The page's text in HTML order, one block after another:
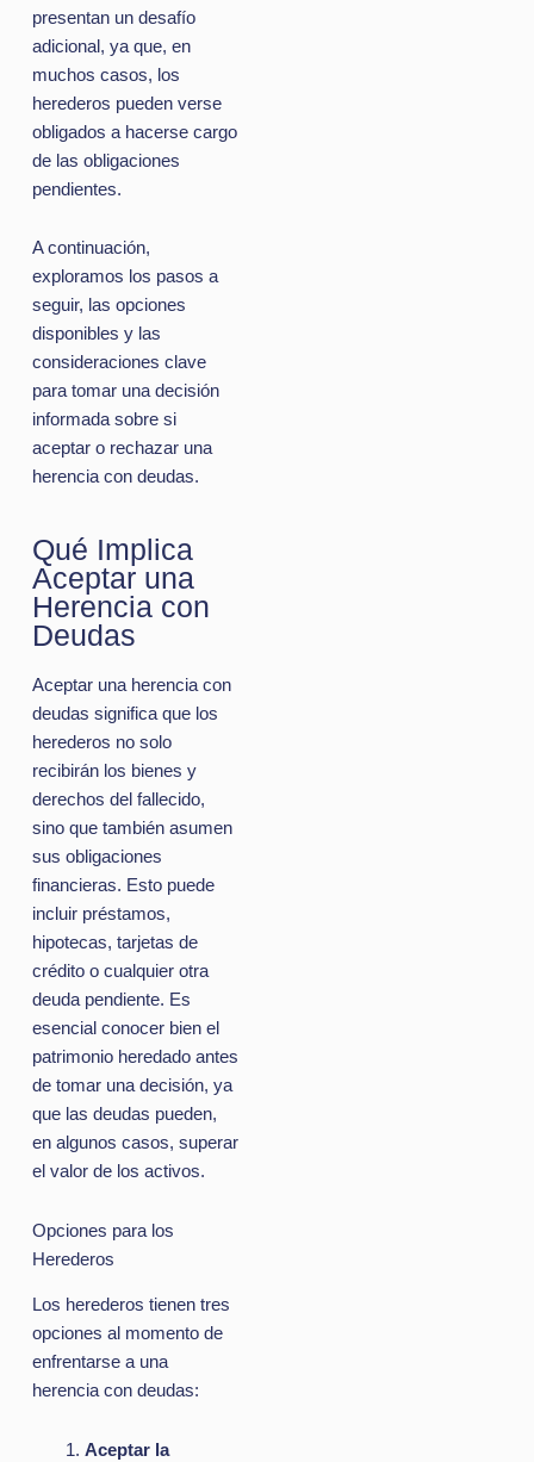
presentan un desafío
adicional, ya que, en
muchos casos, los
herederos pueden verse
obligados a hacerse cargo
de las obligaciones
pendientes.
A continuación,
exploramos los pasos a
seguir, las opciones
disponibles y las
consideraciones clave
para tomar una decisión
informada sobre si
aceptar o rechazar una
herencia con deudas.
Qué Implica
Aceptar una
Herencia con
Deudas
Aceptar una herencia con
deudas significa que los
herederos no solo
recibirán los bienes y
derechos del fallecido,
sino que también asumen
sus obligaciones
financieras. Esto puede
incluir préstamos,
hipotecas, tarjetas de
crédito o cualquier otra
deuda pendiente. Es
esencial conocer bien el
patrimonio heredado antes
de tomar una decisión, ya
que las deudas pueden,
en algunos casos, superar
el valor de los activos.
Opciones para los
Herederos
Los herederos tienen tres
opciones al momento de
enfrentarse a una
herencia con deudas:
Aceptar la